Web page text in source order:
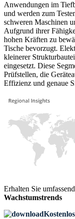
Anwendungen im
und werden zum
schweren Maschinen
Aufgrund ihrer
hohen Kräften zu
Tische bevorzugt.
kleinerer
eingesetzt. Diese
Prüfstellen, die
Effizienz und genaue
Erhalten Sie
Wachstumstrends